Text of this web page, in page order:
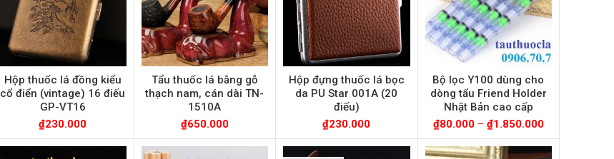
Hộp thuốc lá đồng kiểu
cổ điển (vintage) 16 điếu
GP-VT16
₫230.000
Tẩu thuốc lá bằng gỗ
thạch nam, cán dài TN-
1510A
₫650.000
Hộp đựng thuốc lá bọc
da PU Star 001A (20
điếu)
₫230.000
Bộ lọc Y100 dùng cho
dòng tẩu Friend Holder
Nhật Bản cao cấp
₫80.000– ₫1.850.000